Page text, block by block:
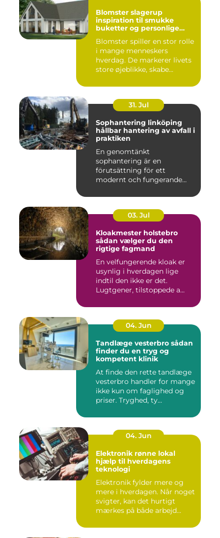
Blomster slagerup
inspiration til smukke
buketter og personlige
Blomster spiller en stor rolle
i mange menneskers
hverdag. De markerer livets
store øjeblikke, skabe...
31. Jul
Sophantering linköping
hållbar hantering av avfall i
praktiken
En genomtänkt
sophantering är en
förutsättning för ett
modernt och fungerande
03. Jul
Kloakmester holstebro
sådan vælger du den
rigtige fagmand
En velfungerende kloak er
usynlig i hverdagen lige
indtil den ikke er det.
Lugtgener, tilstoppede a...
04. Jun
Tandlæge vesterbro sådan
finder du en tryg og
kompetent klinik
At finde den rette tandlæge
vesterbro handler for mange
ikke kun om faglighed og
priser. Tryghed, ty...
04. Jun
Elektronik rønne lokal
hjælp til hverdagens
teknologi
Elektronik fylder mere og
mere i hverdagen. Når noget
svigter, kan det hurtigt
mærkes på både arbejd...